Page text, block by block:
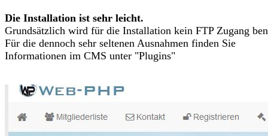
Die Installation ist sehr leicht.
Grundsätzlich wird für die Installation kein FTP Zugang
Für die dennoch sehr seltenen Ausnahmen finden Sie
Informationen im CMS unter "Plugins"